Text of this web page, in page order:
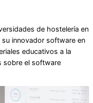
de hostelería en
innovador software en
educativos a la
sobre el software